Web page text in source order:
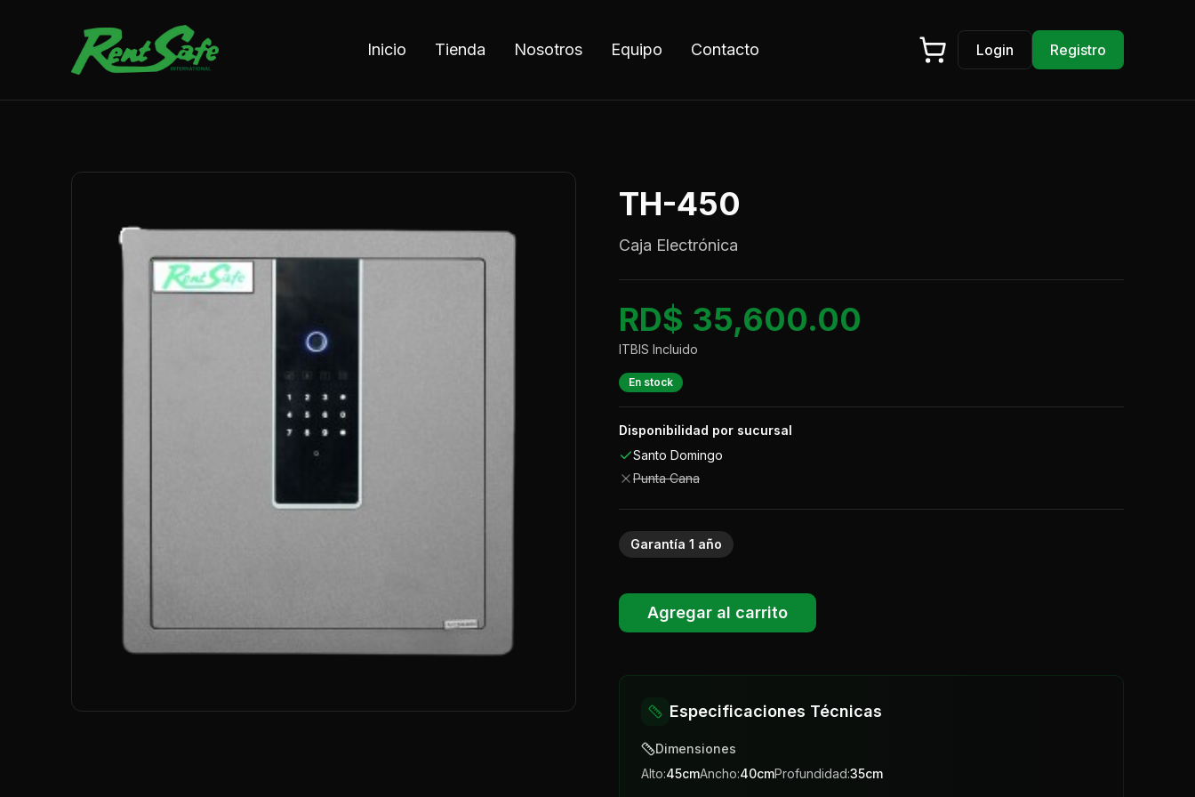
Inicio Tienda Nosotros Equipo Contacto Login Registro
TH-450
Caja Electrónica
RD$ 35,600.00
ITBIS Incluido
En stock
Disponibilidad por sucursal
Santo Domingo
Punta Cana
Garantía 1 año
Agregar al carrito
Especificaciones Técnicas
Dimensiones
Alto:45cmAncho:40cmProfundidad:35cm